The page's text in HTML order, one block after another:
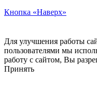
Кнопка «Наверх»
Для улучшения работы
пользователями мы
работу с сайтом, Вы
Принять